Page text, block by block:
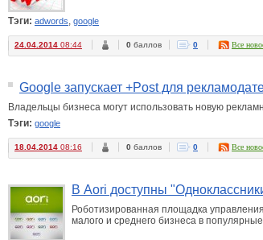
Тэги: adwords, google
24.04.2014 08:44 0 баллов 0 Все
Google запускает +Post для
Владельцы бизнеса могут использовать новую
Тэги: google
18.04.2014 08:16 0 баллов 0 Все
В Aori доступны
Роботизированная площадка
малого и среднего бизнеса в